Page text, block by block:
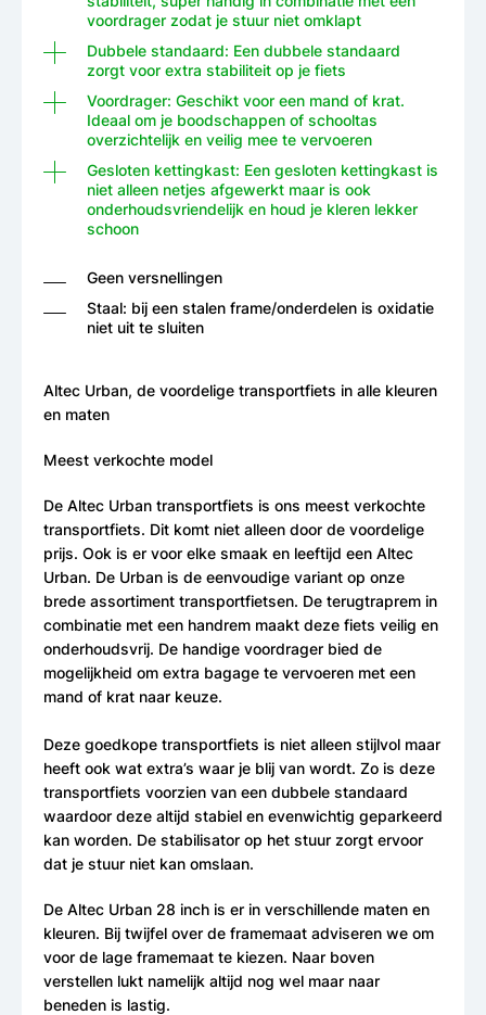
voordrager zodat je stuur niet omklapt
Dubbele standaard: Een dubbele standaard
zorgt voor extra stabiliteit op je fiets
Voordrager: Geschikt voor een mand of krat.
Ideaal om je boodschappen of schooltas
overzichtelijk en veilig mee te vervoeren
Gesloten kettingkast: Een gesloten kettingkast is
niet alleen netjes afgewerkt maar is ook
onderhoudsvriendelijk en houd je kleren lekker
schoon
Geen versnellingen
Staal: bij een stalen frame/onderdelen is oxidatie
niet uit te sluiten
Altec Urban, de voordelige transportfiets in alle kleuren
en maten
Meest verkochte model
De Altec Urban transportfiets is ons meest verkochte
transportfiets. Dit komt niet alleen door de voordelige
prijs. Ook is er voor elke smaak en leeftijd een Altec
Urban. De Urban is de eenvoudige variant op onze
brede assortiment transportfietsen. De terugtraprem in
combinatie met een handrem maakt deze fiets veilig en
onderhoudsvrij. De handige voordrager bied de
mogelijkheid om extra bagage te vervoeren met een
mand of krat naar keuze.
Deze goedkope transportfiets is niet alleen stijlvol maar
heeft ook wat extra’s waar je blij van wordt. Zo is deze
transportfiets voorzien van een dubbele standaard
waardoor deze altijd stabiel en evenwichtig geparkeerd
kan worden. De stabilisator op het stuur zorgt ervoor
dat je stuur niet kan omslaan.
De Altec Urban 28 inch is er in verschillende maten en
kleuren. Bij twijfel over de framemaat adviseren we om
voor de lage framemaat te kiezen. Naar boven
verstellen lukt namelijk altijd nog wel maar naar
beneden is lastig.